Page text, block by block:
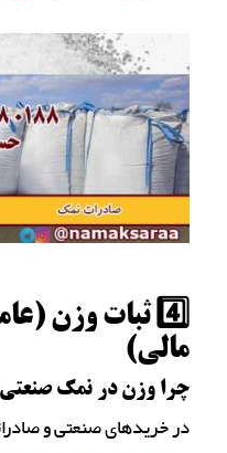
4️⃣ ثبات وزن
مالی)
چرا وزن در نمک
در خریدهای صنعتی و